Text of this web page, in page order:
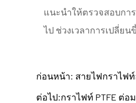
แนะนําให้ตรวจสอบกา
ไป ช่วงเวลาการเปลี่ย
ก่อนหน้า: สายไฟกราไฟ
ต่อไป:กราไฟท์ PTFE ต่